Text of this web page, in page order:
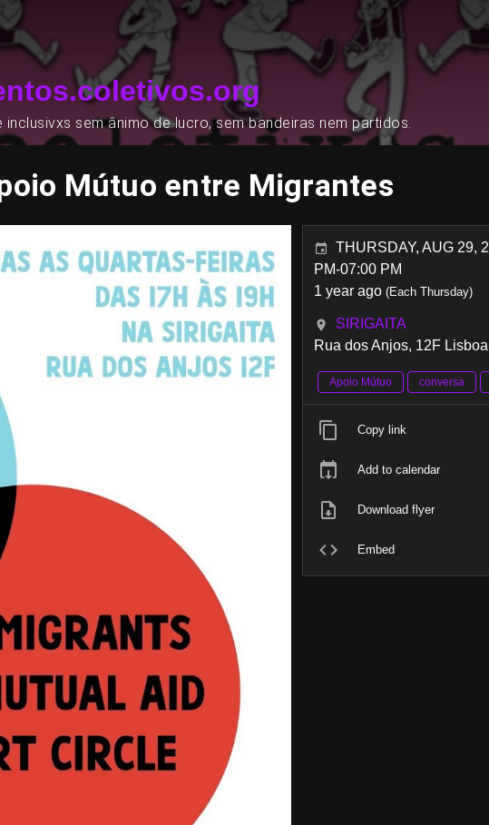
sem ânimo de lucro, sem bandeiras nem partidos.
Mútuo entre Migrantes
THURSDAY, AUG 29,
PM-07:00 PM
1 year ago (Each Thursday)
SIRIGAITA
Rua dos Anjos, 12F Lisboa
Apoio Mútuo conversa
Copy link
Add to calendar
Download flyer
Embed